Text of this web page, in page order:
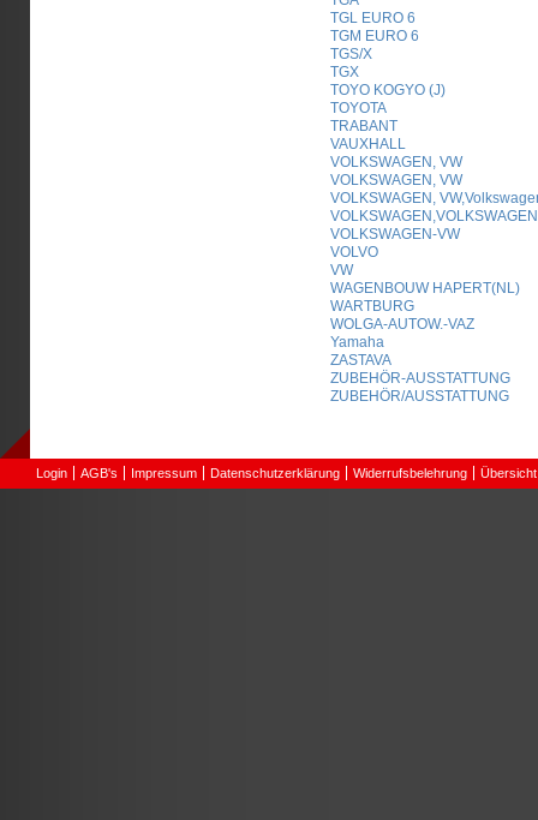
TGL EURO 6
TGM EURO 6
TGS/X
TGX
TOYO KOGYO (J)
TOYOTA
TRABANT
VAUXHALL
VOLKSWAGEN, VW
VOLKSWAGEN, VW
VOLKSWAGEN,
VOLKSWAGEN-VW
VOLVO
VW
WAGENBOUW HAPERT(NL)
WARTBURG
WOLGA-AUTOW.-VAZ
Yamaha
ZASTAVA
ZUBEHÖR-AUSSTATTUNG
ZUBEHÖR/AUSSTATTUNG
Login AGB's Impressum Datenschutzerklärung Widerrufsbelehrung